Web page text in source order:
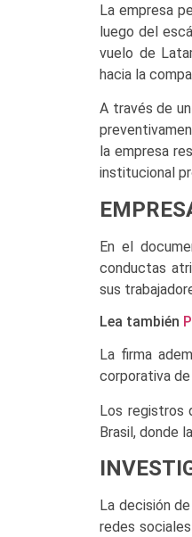
La empresa
luego del
vuelo de
hacia la
A través de
la empresa
institucional
En el
conductas
sus
Lea también
La firma
corporativa de
Los registros
Brasil, donde
La decisión
redes